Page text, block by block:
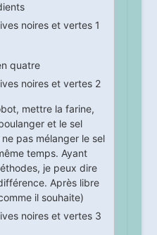
quatre
mettre la farine,
et le sel
pas mélanger le sel
temps. Ayant
je peux dire
Après libre
il souhaite)